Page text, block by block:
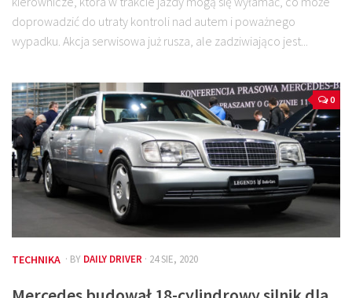
doprowadzić do utraty kontroli nad autem i poważnego
wypadku. Akcja serwisowa już rusza, ale zadziwiająco jest...
0
TECHNIKA · BY DAILY DRIVER · 24 SIE, 2020